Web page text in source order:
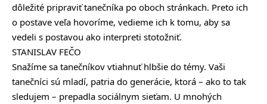
dôležité pripraviť tanečníka po oboch stránkach. Preto ich
o postave veľa hovoríme, vedieme ich k tomu, aby sa
vedeli s postavou ako interpreti stotožniť.
STANISLAV FEČO
Snažíme sa tanečníkov vtiahnuť hlbšie do témy. Vaši
tanečníci sú mladí, patria do generácie, ktorá – ako to tak
sledujem – prepadla sociálnym sieťam. U mnohých